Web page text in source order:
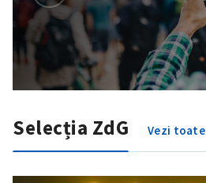
Selecția ZdG Vezi toate